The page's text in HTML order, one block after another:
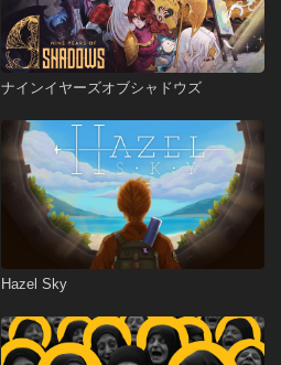
ナインイヤーズオブシャドウズ
Hazel Sky